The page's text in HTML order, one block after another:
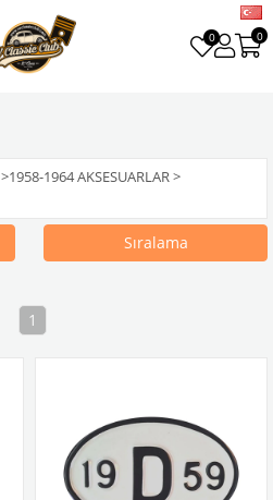
0 0
>1958-1964 AKSESUARLAR>
Sıralama
1